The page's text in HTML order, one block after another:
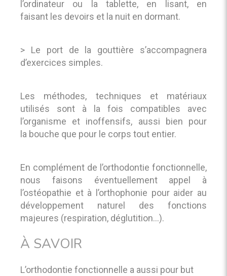
l’ordinateur ou la tablette, en lisant, en
faisant les devoirs et la nuit en dormant.
> Le port de la gouttière s’accompagnera
d’exercices simples.
Les méthodes, techniques et matériaux
utilisés sont à la fois compatibles avec
l’organisme et inoffensifs, aussi bien pour
la bouche que pour le corps tout entier.
En complément de l’orthodontie fonctionnelle,
nous faisons éventuellement appel à
l’ostéopathie et à l’orthophonie pour aider au
développement naturel des fonctions
majeures (respiration, déglutition…).
À SAVOIR
L’orthodontie fonctionnelle a aussi pour but